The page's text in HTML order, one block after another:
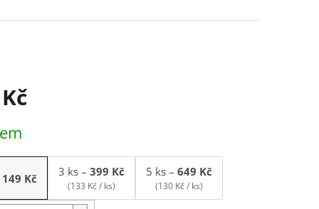
149 Kč 3 ks – 399 Kč
(133 Kč / ks)
5 ks – 649 Kč
(130 Kč / ks)